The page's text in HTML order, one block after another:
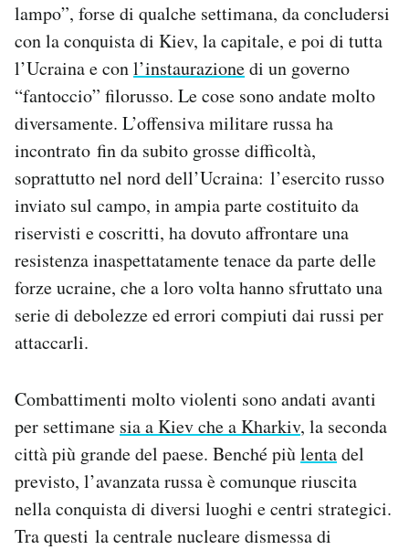
lampo”, forse di qualche settimana, da concludersi
con la conquista di Kiev, la capitale, e poi di tutta
l’Ucraina e conl’instaurazionedi un governo
“fantoccio” filorusso. Le cose sono andate molto
diversamente. L’offensiva militare russa ha
incontrato fin da subito grosse difficoltà,
soprattutto nel nord dell’Ucraina: l’esercito russo
inviato sul campo, in ampia parte costituito da
riservisti e coscritti, ha dovuto affrontare una
resistenza inaspettatamente tenace da parte delle
forze ucraine, che a loro volta hanno sfruttato una
serie di debolezze ed errori compiuti dai russi per
attaccarli.
Combattimenti molto violenti sono andati avanti
per settimane sia a Kiev che a Kharkiv, la seconda
città più grande del paese. Benché piùlentadel
previsto, l’avanzata russa è comunque riuscita
nella conquista di diversi luoghi e centri strategici.
Tra questi la centrale nucleare dismessa di